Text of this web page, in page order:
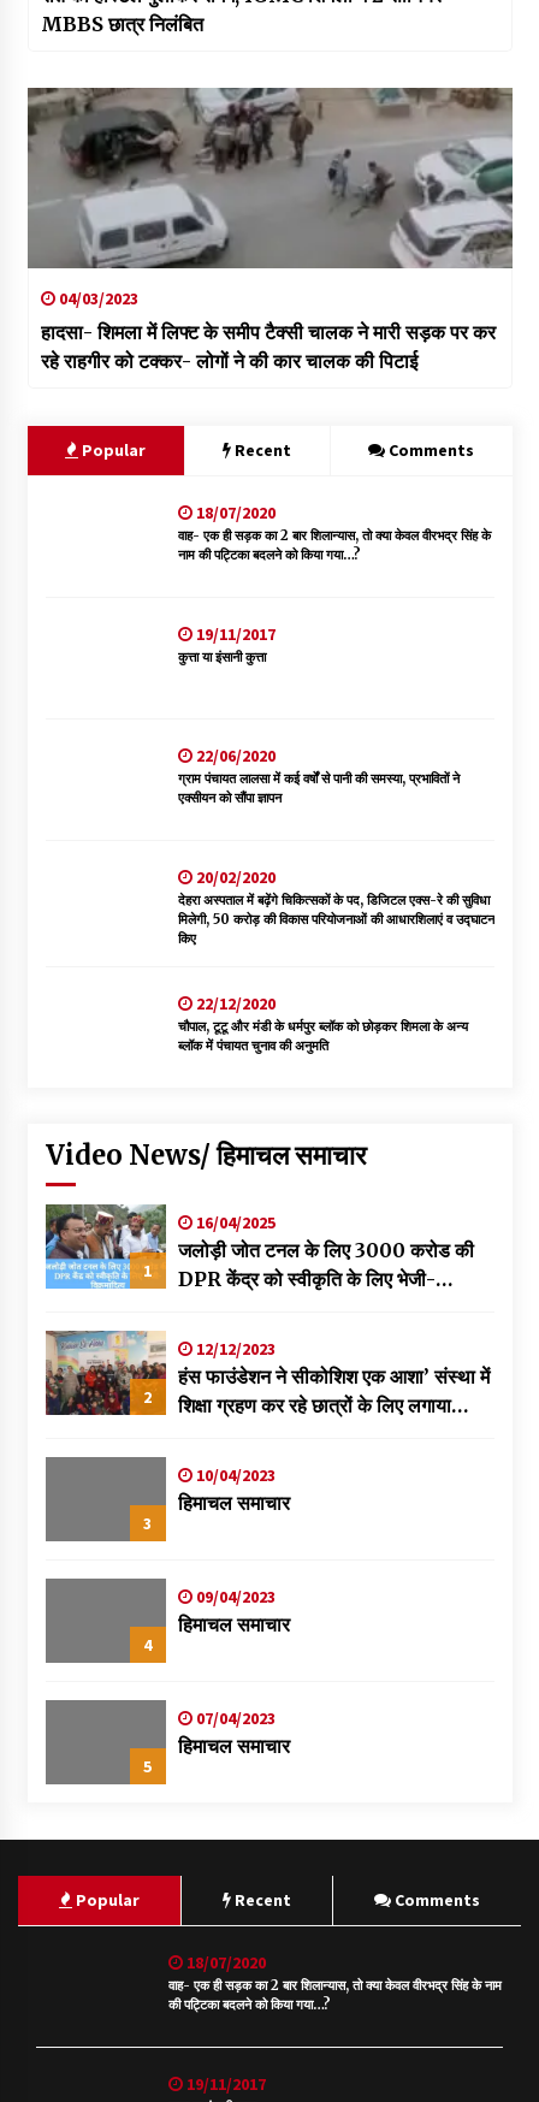
MBBS छात्र निलंबित
04/03/2023
हादसा- शिमला में लिफ्ट के समीप टैक्सी चालक ने मारी सड़क पर कर
रहे राहगीर को टक्कर- लोगों ने की कार चालक की पिटाई
Popular Recent Comments
18/07/2020
वाह- एक ही सड़क का 2 बार शिलान्यास, तो क्या केवल वीरभद्र सिंह के
नाम की पट्टिका बदलने को किया गया…?
19/11/2017
कुत्ता या इंसानी कुत्ता
22/06/2020
ग्राम पंचायत लालसा में कई वर्षों से पानी की समस्या, प्रभावितों ने
एक्सीयन को सौंपा ज्ञापन
20/02/2020
देहरा अस्पताल में बढ़ेंगे चिकित्सकों के पद, डिजिटल एक्स-रे की सुविधा
मिलेगी, 50 करोड़ की विकास परियोजनाओं की आधारशिलाएं व उद्घाटन
किए
22/12/2020
चौपाल, टूटू और मंडी के धर्मपुर ब्लॉक को छोड़कर शिमला के अन्य
ब्लॉक में पंचायत चुनाव की अनुमति
Video News/ हिमाचल समाचार
1
16/04/2025
जलोड़ी जोत टनल के लिए 3000 करोड की
DPR केंद्र को स्वीकृति के लिए भेजी-
2
12/12/2023
हंस फाउंडेशन ने सीकोशिश एक आशा’ संस्था में
शिक्षा ग्रहण कर रहे छात्रों के लिए लगाया
3
10/04/2023
हिमाचल समाचार
4
09/04/2023
हिमाचल समाचार
5
07/04/2023
हिमाचल समाचार
Popular Recent Comments
18/07/2020
वाह- एक ही सड़क का 2 बार शिलान्यास, तो क्या केवल वीरभद्र सिंह के नाम
की पट्टिका बदलने को किया गया…?
19/11/2017